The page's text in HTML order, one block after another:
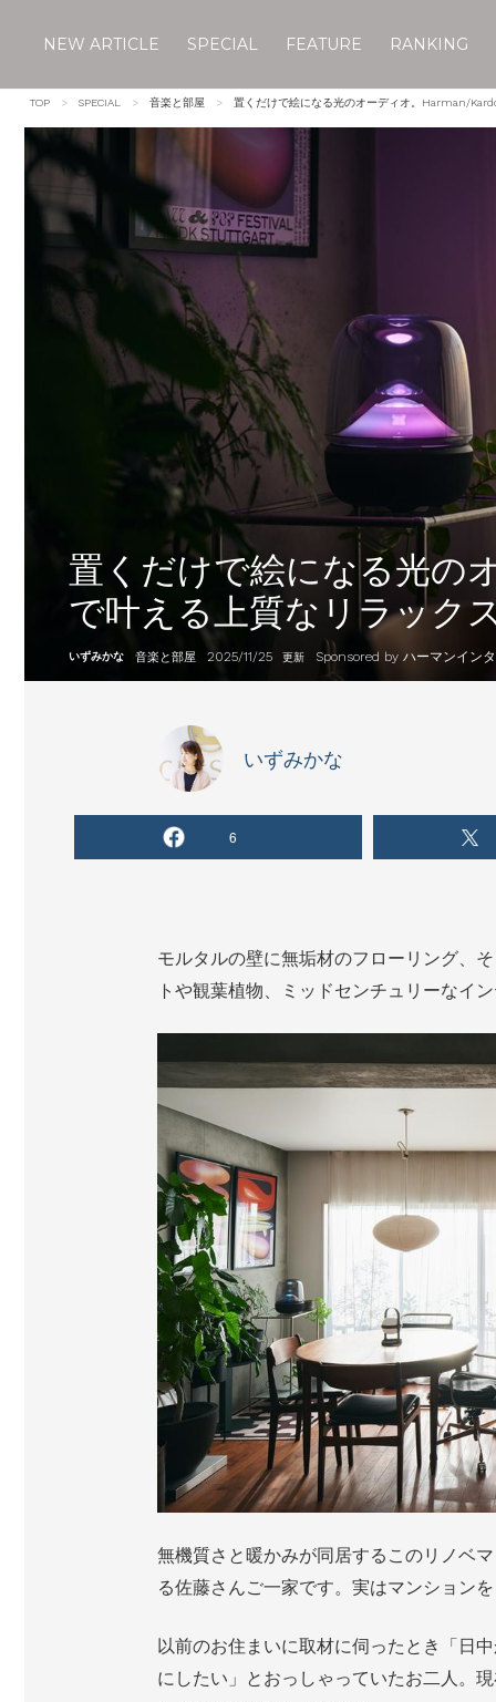
Skip
NEW ARTICLE SPECIAL FEATURE RANKING
TOP SPECIAL 音楽と部屋 置くだけで絵になる光のオーディオ。Harman/
置くだけで絵になる光の
で叶える上質なリラック
いずみかな 音楽と部屋 2025/11/25 更新 Sponsored by ハーマンイン
いずみかな
6
モルタルの壁に無垢材のフローリング、
トや観葉植物、ミッドセンチュリーなイ
無機質さと暖かみが同居するこのリノベ
る佐藤さんご一家です。実はマンション
以前のお住まいに取材に伺ったとき「日
にしたい」とおっしゃっていたお二人。